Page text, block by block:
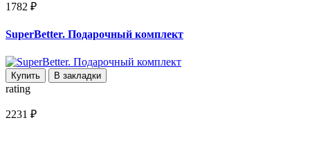
1782 ₽
SuperBetter. Подарочный комплект
Купить В закладки
rating
2231 ₽